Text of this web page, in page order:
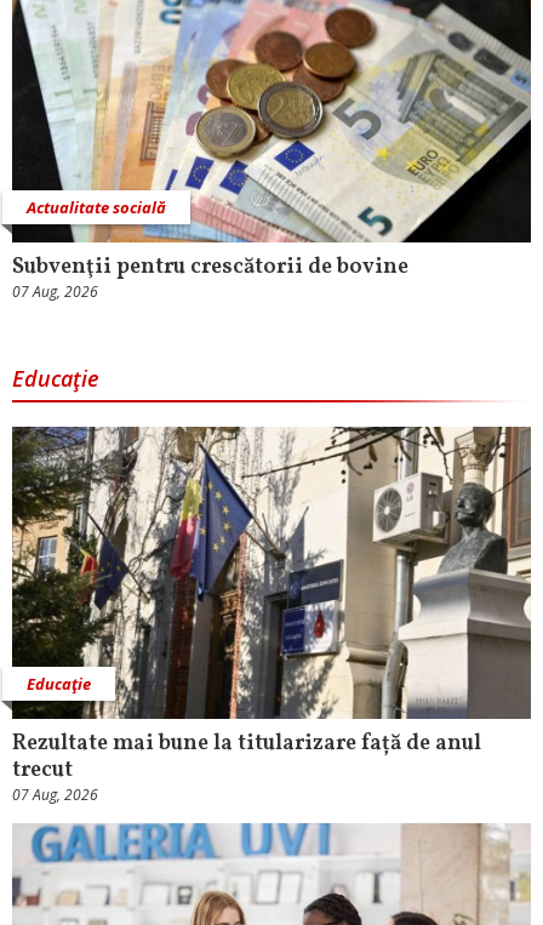
Actualitate socială
Subvenţii pentru crescătorii de bovine
07 Aug, 2026
Educaţie
Educaţie
Rezultate mai bune la titularizare față de anul
trecut
07 Aug, 2026